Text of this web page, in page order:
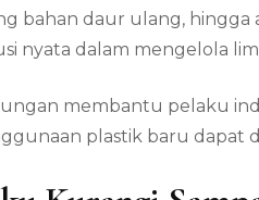
bahan daur ulang,
nyata dalam mengelola
membantu pelaku
plastik baru dapat